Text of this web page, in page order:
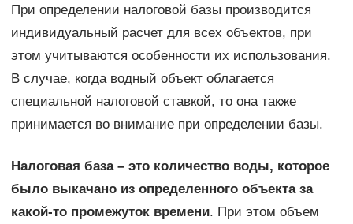
При определении налоговой базы производится
индивидуальный расчет для всех объектов, при
этом учитываются особенности их использования.
В случае, когда водный объект облагается
специальной налоговой ставкой, то она также
принимается во внимание при определении базы.
Налоговая база – это количество воды, которое
было выкачано из определенного объекта за
какой-то промежуток времени. При этом объем